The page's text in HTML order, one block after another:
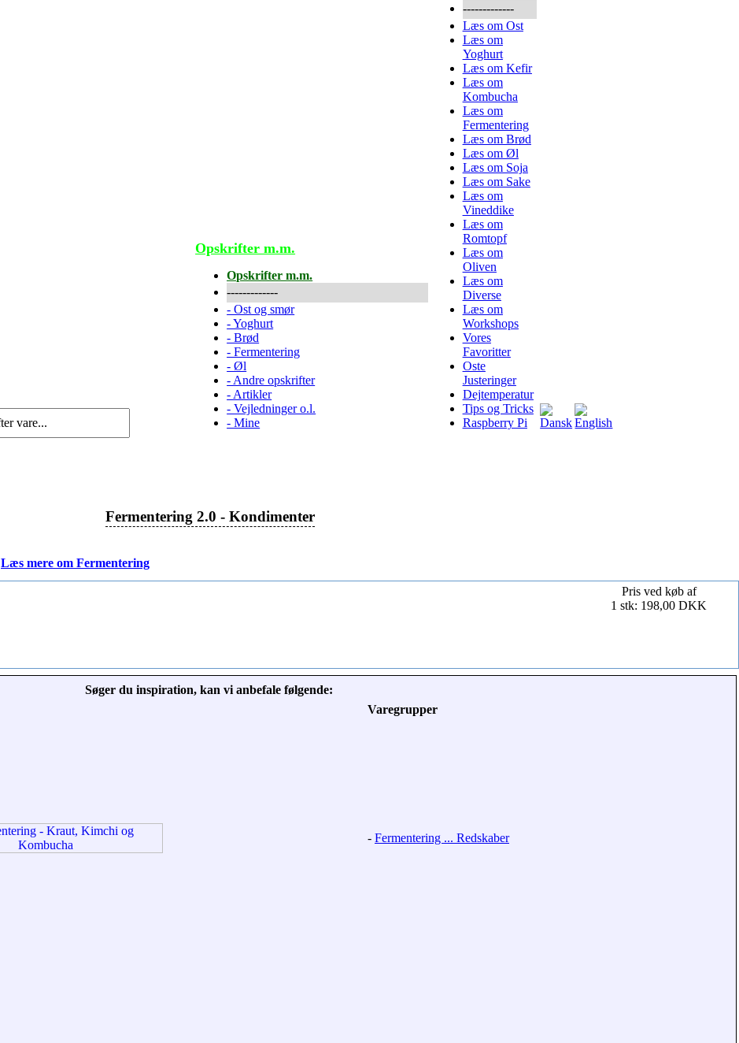
Opskrifter m.m.
Opskrifter m.m.
-------------
-Ost og smør
-Yoghurt
-Brød
-Fermentering
-Øl
- Andre opskrifter
- Artikler
-Vejledninger o.l.
-Mine
-------------
Læs om Ost
Læs om
Yoghurt
Læs om Kefir
Læs om
Kombucha
Læs om
Fermentering
Læs om Brød
Læs om Øl
Læs om Soja
Læs om Sake
Læs om
Vineddike
Læs om
Romtopf
Læs om
Oliven
Læs om
Diverse
Læs om
Workshops
Vores
Favoritter
Oste
Justeringer
Dejtemperatur
Tips og Tricks
Raspberry Pi
Fermentering 2.0 - Kondimenter
Læs mere om Fermentering
Pris ved køb af
1 stk: 198,00 DKK
Søger du inspiration, kan vi anbefale følgende:
Varegrupper
- Fermentering ... Redskaber